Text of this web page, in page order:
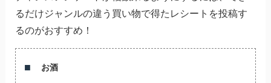
るだけジャンルの違う買い物で得たレシートを投稿す
るのがおすすめ！
お酒